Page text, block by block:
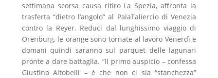
settimana scorsa causa ritiro La Spezia, affronta la
trasferta “dietro l’angolo” al PalaTaliercio di Venezia
contro la Reyer. Reduci dal lunghissimo viaggio di
Orenburg, le orange sono tornate al lavoro Venerdì e
domani quindi saranno sul parquet delle lagunari
pronte a dare battaglia. “Il primo auspicio – confessa
Giustino Altobelli – è che non ci sia “stanchezza”